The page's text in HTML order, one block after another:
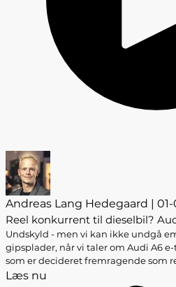
Andreas Lang Hedegaard | 01-
Reel konkurrent til dieselbil?
Undskyld - men vi kan ikke undgå
gipsplader, når vi taler om Audi A6
som er decideret fremragende som
Læs nu